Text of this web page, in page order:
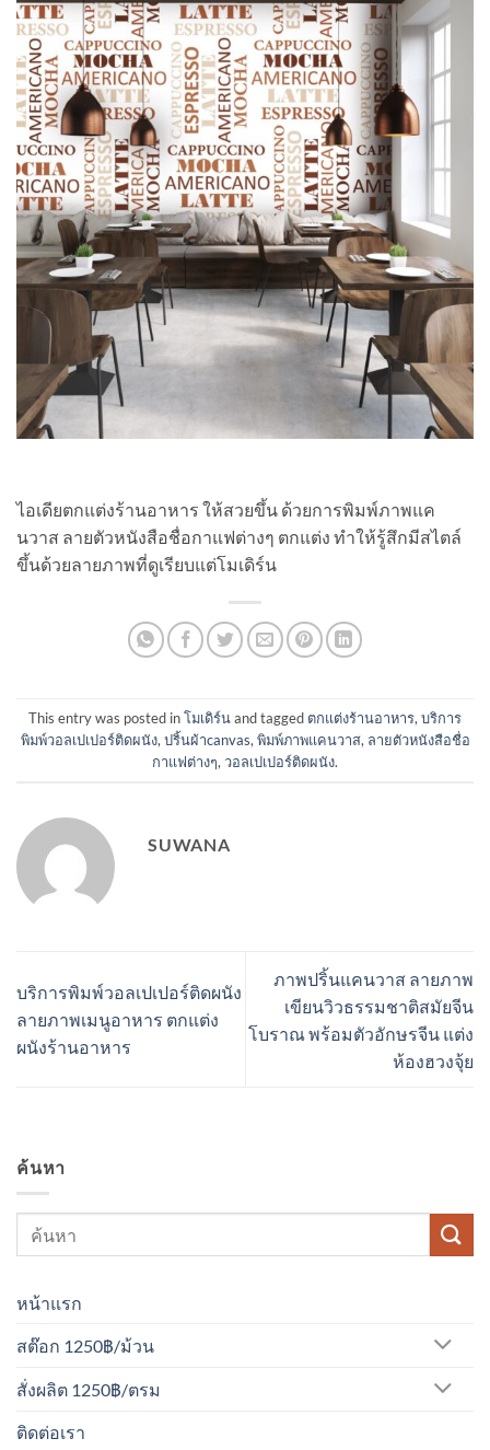
ไอเดียตกแต่งร้านอาหาร ให้สวยขึ้น ด้วยการพิมพ์ภาพแค
นวาส ลายตัวหนังสือชื่อกาแฟต่างๆ ตกแต่ง ทำให้รู้สึกมีสไตล์
ขึ้นด้วยลายภาพที่ดูเรียบแต่โมเดิร์น
This entry was posted inโมเดิร์นand tagged ตกแต่งร้านอาหาร, บริการ
พิมพ์วอลเปเปอร์ติดผนัง, ปริ้นผ้าcanvas, พิมพ์ภาพแคนวาส, ลายตัวหนังสือชื่อ
กาแฟต่างๆ, วอลเปเปอร์ติดผนัง.
SUWANA
บริการพิมพ์วอลเปเปอร์ติดผนัง
ลายภาพเมนูอาหาร ตกแต่ง
ผนังร้านอาหาร
ภาพปริ้นแคนวาส ลายภาพ
เขียนวิวธรรมชาติสมัยจีน
โบราณ พร้อมตัวอักษรจีน แต่ง
ห้องฮวงจุ้ย
ค้นหา
หน้าแรก
สต๊อก 1250฿/ม้วน
สั่งผลิต 1250฿/ตรม
ติดต่อเรา